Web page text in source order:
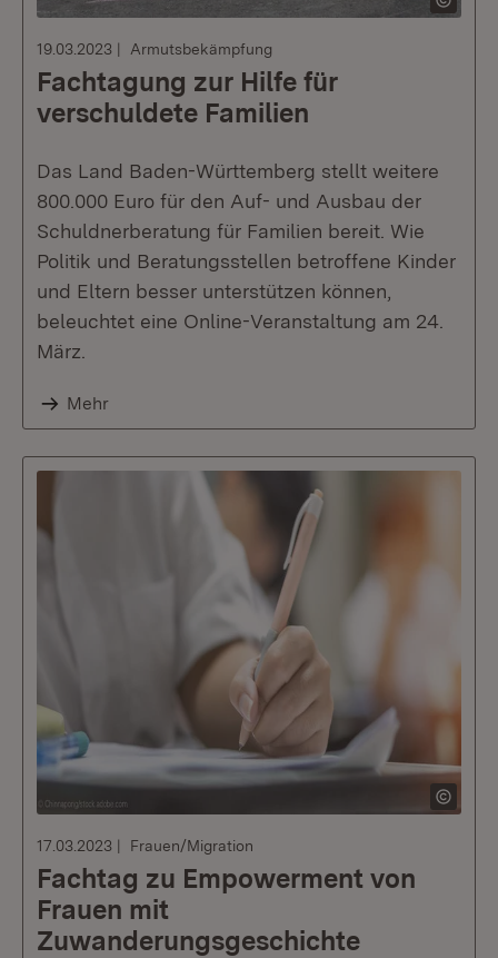
19.03.2023 Armutsbekämpfung
Fachtagung zur Hilfe für
verschuldete Familien
Das Land Baden-Württemberg stellt weitere
800.000 Euro für den Auf- und Ausbau der
Schuldnerberatung für Familien bereit. Wie
Politik und Beratungsstellen betroffene Kinder
und Eltern besser unterstützen können,
beleuchtet eine Online-Veranstaltung am 24.
März.
Mehr
17.03.2023 Frauen/Migration
Fachtag zu Empowerment von
Frauen mit
Zuwanderungsgeschichte